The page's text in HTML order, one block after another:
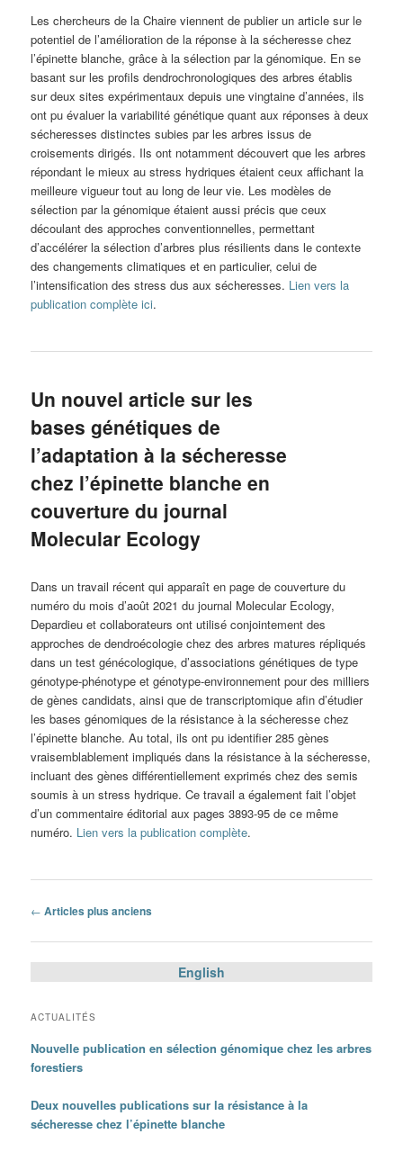
Les chercheurs de la Chaire viennent de publier un article sur le
potentiel de l’amélioration de la réponse à la sécheresse chez
l’épinette blanche, grâce à la sélection par la génomique. En se
basant sur les profils dendrochronologiques des arbres établis
sur deux sites expérimentaux depuis une vingtaine d’années, ils
ont pu évaluer la variabilité génétique quant aux réponses à deux
sécheresses distinctes subies par les arbres issus de
croisements dirigés. Ils ont notamment découvert que les arbres
répondant le mieux au stress hydriques étaient ceux affichant la
meilleure vigueur tout au long de leur vie. Les modèles de
sélection par la génomique étaient aussi précis que ceux
découlant des approches conventionnelles, permettant
d’accélérer la sélection d’arbres plus résilients dans le contexte
des changements climatiques et en particulier, celui de
l’intensification des stress dus aux sécheresses. Lien vers la
publication complète ici.
Un nouvel article sur les
bases génétiques de
l’adaptation à la sécheresse
chez l’épinette blanche en
couverture du journal
Molecular Ecology
Dans un travail récent qui apparaît en page de couverture du
numéro du mois d’août 2021 du journal Molecular Ecology,
Depardieu et collaborateurs ont utilisé conjointement des
approches de dendroécologie chez des arbres matures répliqués
dans un test génécologique, d’associations génétiques de type
génotype-phénotype et génotype-environnement pour des milliers
de gènes candidats, ainsi que de transcriptomique afin d’étudier
les bases génomiques de la résistance à la sécheresse chez
l’épinette blanche. Au total, ils ont pu identifier 285 gènes
vraisemblablement impliqués dans la résistance à la sécheresse,
incluant des gènes différentiellement exprimés chez des semis
soumis à un stress hydrique. Ce travail a également fait l’objet
d’un commentaire éditorial aux pages 3893-95 de ce même
numéro. Lien vers la publication complète.
Navigation
articles
← Articles plus anciens
English
ACTUALITÉS
Nouvelle publication en sélection génomique chez les arbres
forestiers
Deux nouvelles publications sur la résistance à la
sécheresse chez l’épinette blanche